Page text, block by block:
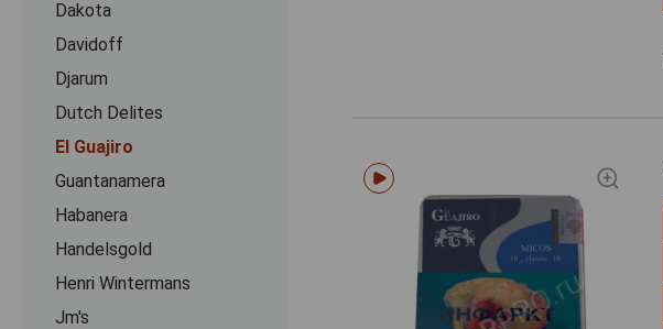
Dakota
Davidoff
Djarum
Dutch Delites
El Guajiro
Guantanamera
Habanera
Handelsgold
Henri Wintermans
Jm's